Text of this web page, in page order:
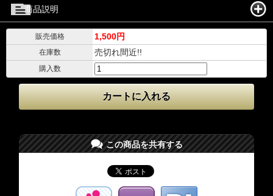
商品説明
販売価格 1,500円
在庫数 売切れ間近!!
購入数
この商品を共有する